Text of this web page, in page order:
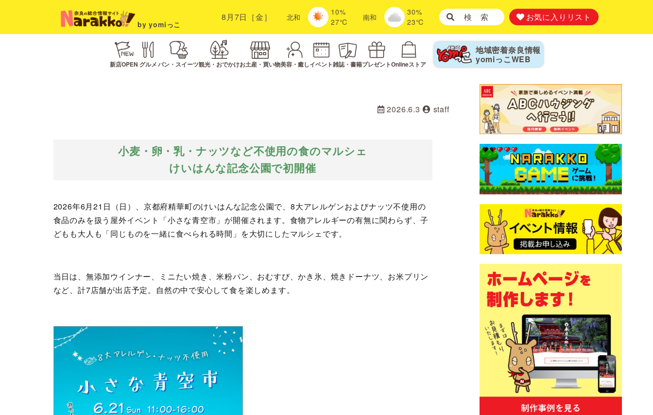
by yomiっこ
8月7日［金］ 北和
10%
27℃
南和
30%
23℃
検 索 お気に入りリスト
新店OPEN グルメ パン・スイーツ観光・おでかけお土産・買い物美容・癒しイベント雑誌・書籍プレゼントOnlineストア
地域密着奈良情報
yomiっこ WEB
2026.6.3 staff
小麦・卵・乳・ナッツなど不使用の食のマルシェ
けいはんな記念公園で初開催
2026年6月21日（日）、京都府精華町のけいはんな記念公園で、8大アレルゲンおよびナッツ不使用の
食品のみを扱う屋外イベント「小さな青空市」が開催されます。食物アレルギーの有無に関わらず、子
どもも大人も「同じものを一緒に食べられる時間」を大切にしたマルシェです。
当日は、無添加ウインナー、ミニたい焼き、米粉パン、おむすび、かき氷、焼きドーナツ、お米プリン
など、計7店舗が出店予定。自然の中で安心して食を楽しめます。